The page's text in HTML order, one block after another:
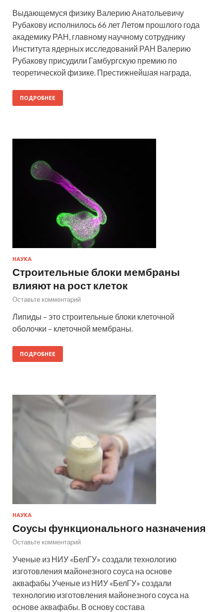
Выдающемуся физику Валерию Анатольевичу
Рубакову исполнилось 66 лет Летом прошлого года
академику РАН, главному научному сотруднику
Института ядерных исследований РАН Валерию
Рубакову присудили Гамбургскую премию по
теоретической физике. Престижнейшая награда,
ПОДРОБНЕЕ
НАУКА
Строительные блоки мембраны
влияют на рост клеток
Оставьте комментарий
Липиды – это строительные блоки клеточной
оболочки – клеточной мембраны.
ПОДРОБНЕЕ
НАУКА
Соусы функционального назначения
Оставьте комментарий
Ученые из НИУ «БелГУ» создали технологию
изготовления майонезного соуса на основе
аквафабы Ученые из НИУ «БелГУ» создали
технологию изготовления майонезного соуса на
основе аквафабы. В основу состава